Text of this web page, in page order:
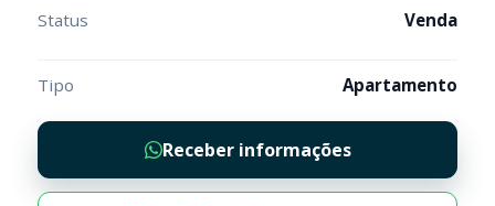
Status Venda
Tipo Apartamento
Receber informações